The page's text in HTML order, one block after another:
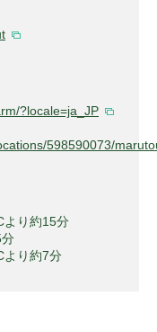
?locale=ja_JP
598590073/
より約15分
り約7分